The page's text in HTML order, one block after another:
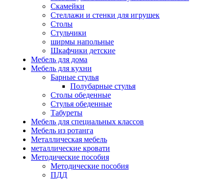
Скамейки
Стеллажи и стенки для игрушек
Столы
Стульчики
ширмы напольные
Шкафчики детские
Мебель для дома
Мебель для кухни
Барные стулья
Полубарные стулья
Столы обеденные
Стулья обеденные
Табуреты
Мебель для специальных классов
Мебель из ротанга
Металлическая мебель
металлические кровати
Методические пособия
Методические пособия
ПДД